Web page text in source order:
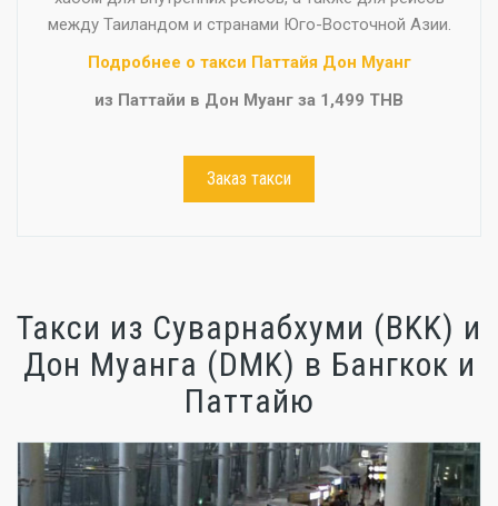
между Таиландом и странами Юго-Восточной Азии.
Подробнее о такси Паттайя Дон Муанг
из Паттайи в Дон Муанг за 1,499 THB
Заказ такси
Такси из Суварнабхуми (BKK) и
Дон Муанга (DMK) в Бангкок и
Паттайю